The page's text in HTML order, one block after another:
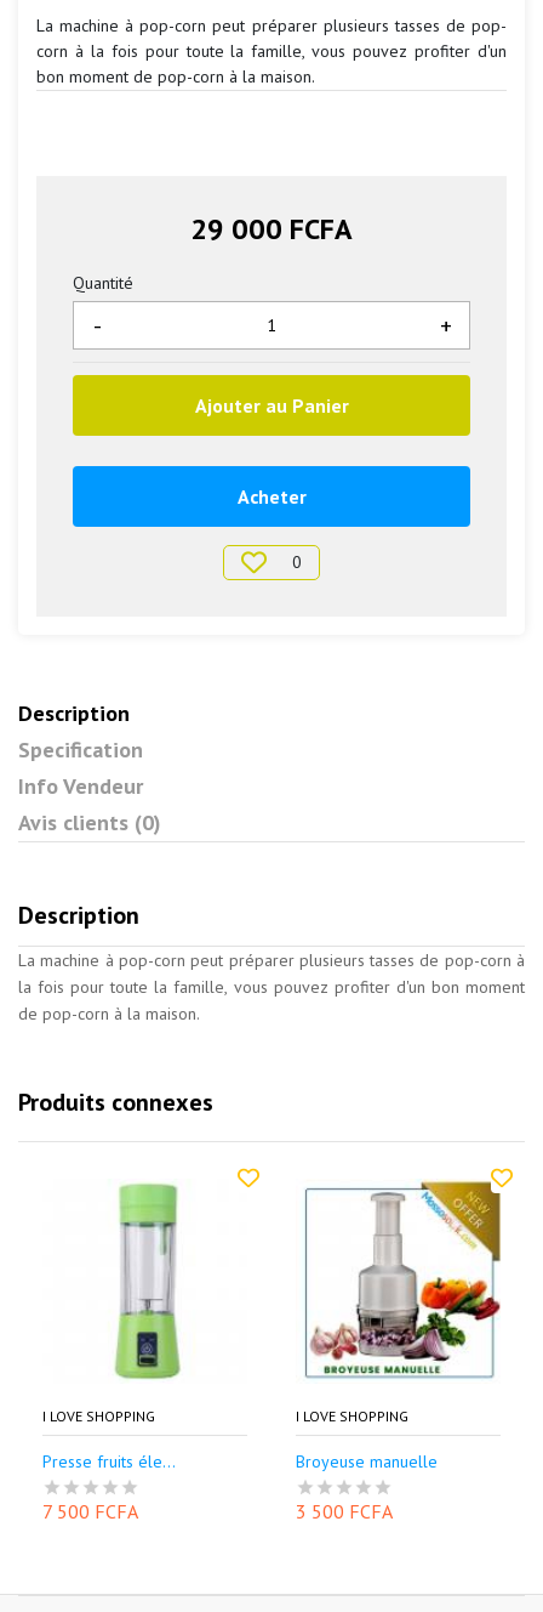
La machine à pop-corn peut préparer plusieurs tasses de pop-
corn à la fois pour toute la famille, vous pouvez profiter d'un
bon moment de pop-corn à la maison.
29 000 FCFA
Quantité
+
-
Ajouter au Panier
Acheter
0
Description
Specification
Info Vendeur
Avis clients (0)
Description
La machine à pop-corn peut préparer plusieurs tasses de pop-corn à
la fois pour toute la famille, vous pouvez profiter d'un bon moment
de pop-corn à la maison.
Produits connexes
I LOVE SHOPPING
Presse fruits éle...
7 500 FCFA
I LOVE SHOPPING
Broyeuse manuelle
3 500 FCFA